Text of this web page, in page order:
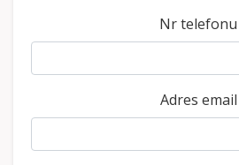
Nr telefonu
Adres email